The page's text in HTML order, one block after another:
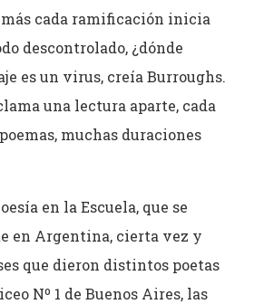
cada ramificación inicia
descontrolado, ¿dónde
es un virus, creía Burroughs.
una lectura aparte, cada
muchas duraciones
en la Escuela, que se
en Argentina, cierta vez y
que dieron distintos poetas
Nº 1 de Buenos Aires, las